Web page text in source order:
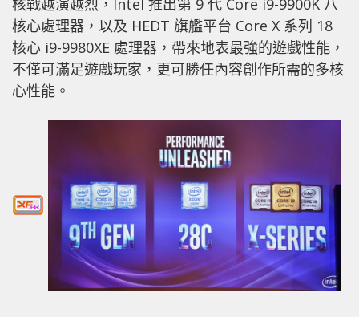
核戰越演越烈，Intel 推出第 9 代 Core i9-9900K 八
核心處理器，以及 HEDT 旗艦平台 Core X 系列 18
核心 i9-9980XE 處理器，帶來地表最強的遊戲性能，
不僅可滿足遊戲玩家，更可勝任內容創作所需的多核
心性能。